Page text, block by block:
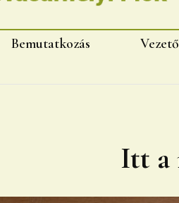
Írók
Bemutatkozás
Itt a